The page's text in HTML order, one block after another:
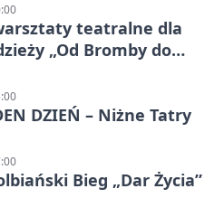
teatralne dla
„Od Bromby do
DZIEŃ – Niżne Tatry
Bieg „Dar Życia”